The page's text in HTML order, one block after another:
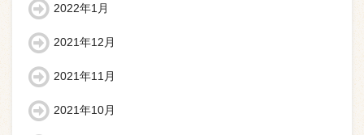
2022年1月
2021年12月
2021年11月
2021年10月